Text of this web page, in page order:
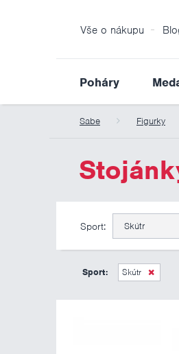
Vše o nákupu
Poháry
Sabe Figurky
Sport: Skútr
Sport: Skútr